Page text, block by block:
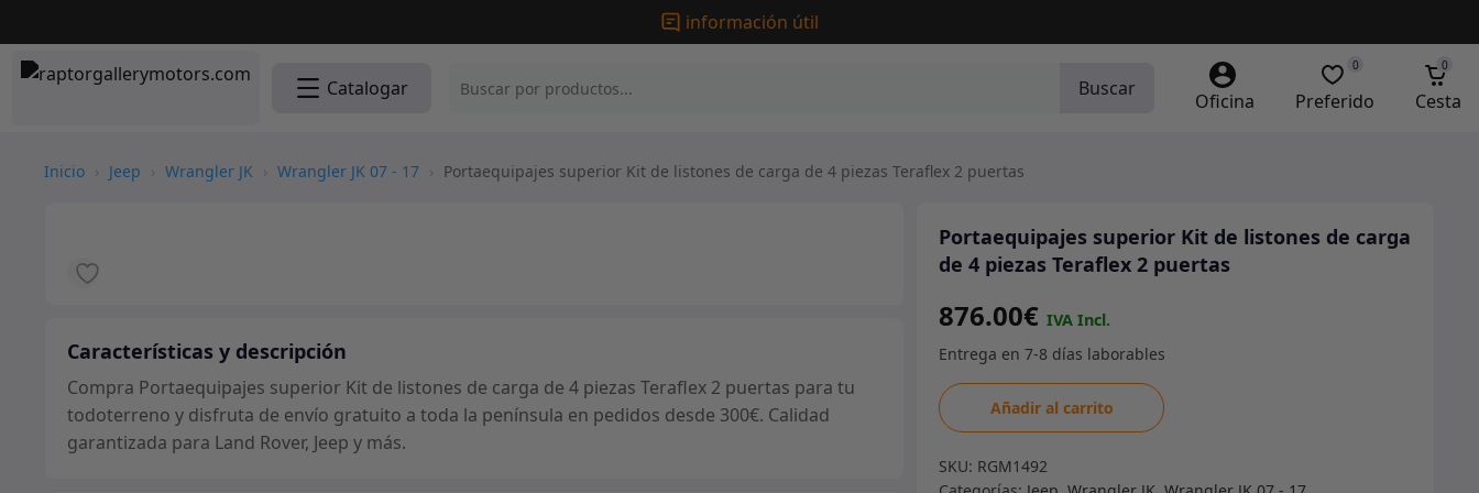
información útil
Catalogar Buscar
Oficina Preferido
0
Cesta
0
Inicio › Jeep › Wrangler JK › Wrangler JK 07 - 17 › Portaequipajes superior Kit de listones de carga de 4 piezas Teraflex 2 puertas
Características y descripción
Compra Portaequipajes superior Kit de listones de carga de 4 piezas Teraflex 2 puertas para tu
todoterreno y disfruta de envío gratuito a toda la península en pedidos desde 300€. Calidad
garantizada para Land Rover, Jeep y más.
Portaequipajes superior Kit de listones de carga
de 4 piezas Teraflex 2 puertas
876.00€
Portaequipajes
superior
de
Añadir al carrito
SKU: RGM1492